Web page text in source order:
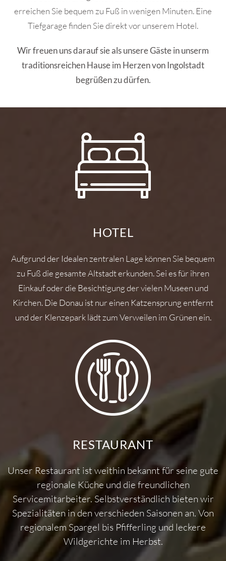
erreichen Sie bequem zu Fuß in wenigen Minuten. Eine
Tiefgarage finden Sie direkt vor unserem Hotel.
Wir freuen uns darauf sie als unsere Gäste in unserm
traditionsreichen Hause im Herzen von Ingolstadt
begrüßen zu dürfen.
HOTEL
Aufgrund der Idealen zentralen Lage können Sie bequem
zu Fuß die gesamte Altstadt erkunden. Sei es für ihren
Einkauf oder die Besichtigung der vielen Museen und
Kirchen. Die Donau ist nur einen Katzensprung entfernt
und der Klenzepark lädt zum Verweilen im Grünen ein.
RESTAURANT
Unser Restaurant ist weithin bekannt für seine gute
regionale Küche und die freundlichen
Servicemitarbeiter. Selbstverständlich bieten wir
Spezialitäten in den verschieden Saisonen an. Von
regionalem Spargel bis Pfifferling und leckere
Wildgerichte im Herbst.